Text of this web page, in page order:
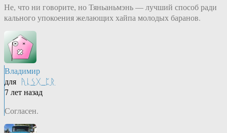
Не, что ни говорите, но Тяньаньмэнь — лучший способ ради
кального упокоения желающих хайпа молодых баранов.
Владимир
для ᚤᚳᛊᚷ_ᛈᚱ
7 лет назад
Согласен.